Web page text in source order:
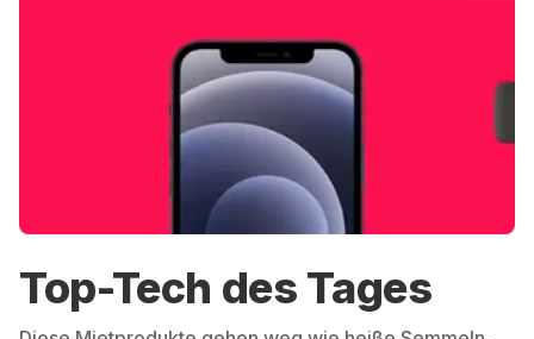
Top-Tech des Tages